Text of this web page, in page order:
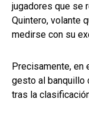
jugadores que se
Quintero, volante
medirse con su
Precisamente, en
gesto al banquillo
tras la